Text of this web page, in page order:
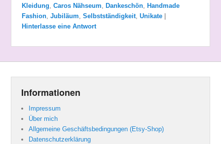
Kleidung, Caros Nähseum, Dankeschön, Handmade
Fashion, Jubiläum, Selbstständigkeit, Unikate
Hinterlasse eine Antwort
Informationen
Impressum
Über mich
Allgemeine Geschäftsbedingungen (Etsy-Shop)
Datenschutzerklärung